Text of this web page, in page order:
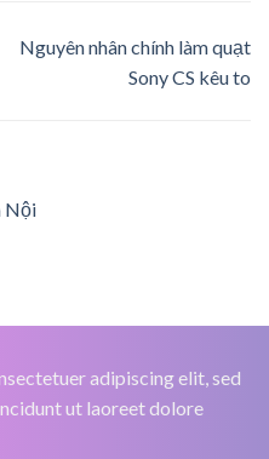
Nguyên nhân chính làm quạt
Sony CS kêu to
Nội
adipiscing elit, sed
ut laoreet dolore